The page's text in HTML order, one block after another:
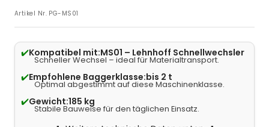
Artikel Nr. PG-MS01
✔️Kompatibel mit:MS01 – Lehnhoff Schnellwechsler
Schneller Wechsel – ideal für Materialtransport.
✔️Empfohlene Baggerklasse:bis 2 t
Optimal abgestimmt auf diese Maschinenklasse.
✔️Gewicht:185 kg
Stabile Bauweise für den täglichen Einsatz.